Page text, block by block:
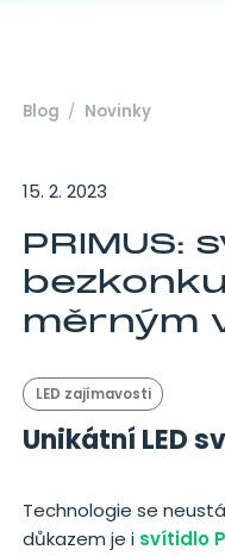
Blog Novinky
15. 2. 2023
PRIMUS:
měrným
LED zajímavosti
Unikátní LED
Technologie se
důkazem je i svítidlo